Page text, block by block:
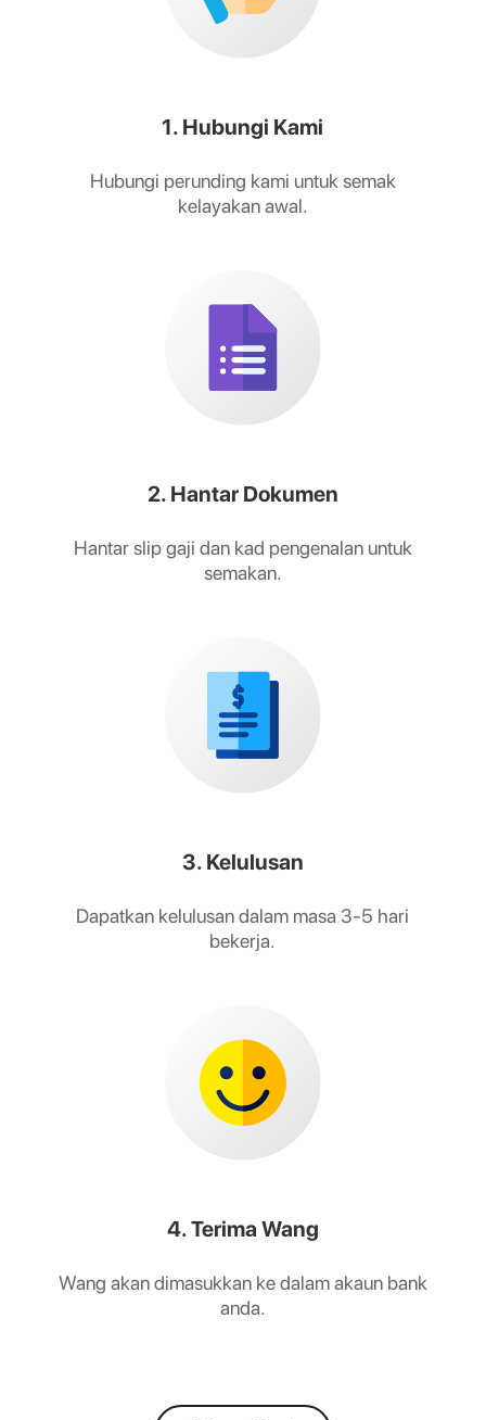
1. Hubungi Kami
Hubungi perunding kami untuk semak
kelayakan awal.
2. Hantar Dokumen
Hantar slip gaji dan kad pengenalan untuk
semakan.
3. Kelulusan
Dapatkan kelulusan dalam masa 3-5 hari
bekerja.
4. Terima Wang
Wang akan dimasukkan ke dalam akaun bank
anda.